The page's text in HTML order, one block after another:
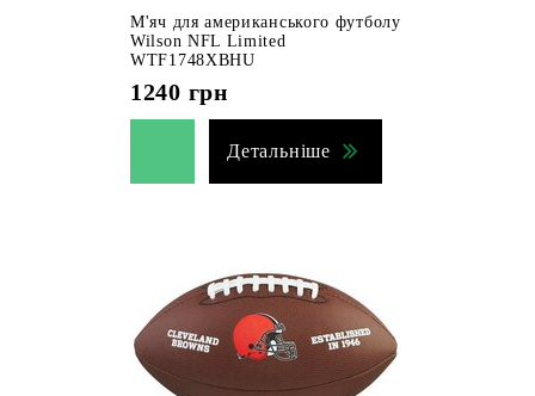
М'яч для американського футболу
Wilson NFL Limited
WTF1748XBHU
1240 грн
Детальніше